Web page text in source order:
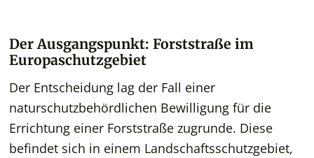
Der Ausgangspunkt: Forststraße im
Europaschutzgebiet
Der Entscheidung lag der Fall einer
naturschutzbehördlichen Bewilligung für die
Errichtung einer Forststraße zugrunde. Diese
befindet sich in einem Landschaftsschutzgebiet,